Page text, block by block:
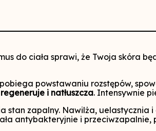
do ciała sprawi, że Twoja skóra
powstawaniu rozstępów,
i natłuszcza. Intensywnie
stan zapalny. Nawilża, uelastycznia i
antybakteryjnie i przeciwzapalnie,